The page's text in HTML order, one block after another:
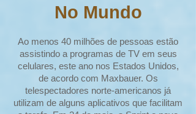
No Mundo
Ao menos 40 milhões de pessoas estão
assistindo a programas de TV em seus
celulares, este ano nos Estados Unidos,
de acordo com Maxbauer. Os
telespectadores norte-americanos já
utilizam de alguns aplicativos que facilitam